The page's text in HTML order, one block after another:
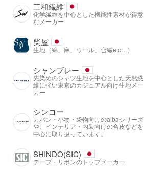
三和繊維
化学繊維を中心とした機能性素材が得意
なメーカー
柴屋
生地（綿、麻、ウール、合繊etc…）
シャンブレー
先染めのシャツ生地を中心とした天然繊
維に強い東京のカジュアル向け生地メー
カー
シンコー
カバン・小物・袋物向けのalbaシリーズ
や、インテリア・内装向けの合皮などを
中心に取り扱っています。
SHINDO(SIC)
テープ・リボンのトップメーカー